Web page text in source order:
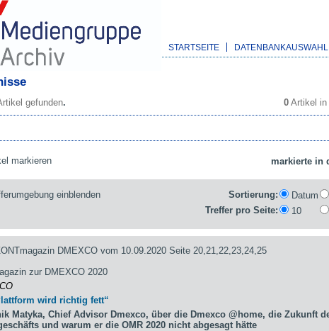
STARTSEITE DATENBANKAUSWAHL
0 Artikel in
gefunden.
markieren
einblenden Sortierung: Datum
Treffer pro Seite:
10
DMEXCO vom 10.09.2020 Seite 20,21,22,23,24,25
zur DMEXCO 2020
wird richtig fett“
Matyka, Chief Advisor Dmexco, über die Dmexco @home, die Zukunft
und warum er die OMR 2020 nicht abgesagt hätte